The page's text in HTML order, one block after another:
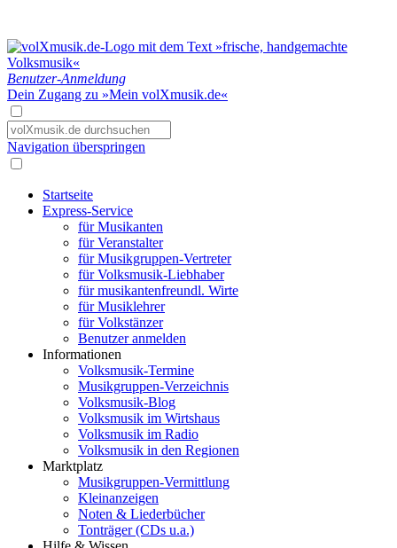
Benutzer-Anmeldung
Dein Zugang zu »Mein volXmusik.de«
Navigation überspringen
Startseite
Express-Service
für Musikanten
für Veranstalter
für Musikgruppen-Vertreter
für Volksmusik-Liebhaber
für musikantenfreundl. Wirte
für Musiklehrer
für Volkstänzer
Benutzer anmelden
Informationen
Volksmusik-Termine
Musikgruppen-Verzeichnis
Volksmusik-Blog
Volksmusik im Wirtshaus
Volksmusik im Radio
Volksmusik in den Regionen
Marktplatz
Musikgruppen-Vermittlung
Kleinanzeigen
Noten & Liederbücher
Tonträger (CDs u.a.)